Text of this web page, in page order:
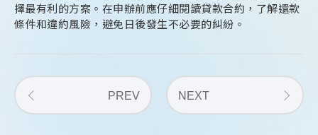
擇最有利的方案。在申辦前應仔細閱讀貸款合約，了解還款
條件和違約風險，避免日後發生不必要的糾紛。
PREV NEXT